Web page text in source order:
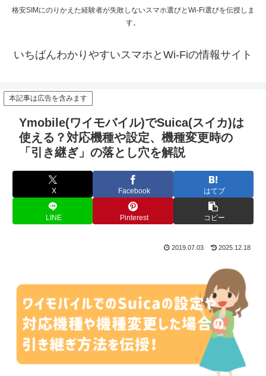
格安SIMにのりかえた経験者が失敗しないスマホ選びとWi-Fi選びを伝授しま
す。
いちばんわかりやすいスマホとWi-Fiの情報サイト
本記事は広告を含みます
Ymobile(ワイモバイル)でSuica(スイカ)は
使える？対応機種や設定、機種変更時の
「引き継ぎ」の落とし穴を解説
X Facebook はてブ
LINE Pinterest コピー
2019.07.03 2025.12.18